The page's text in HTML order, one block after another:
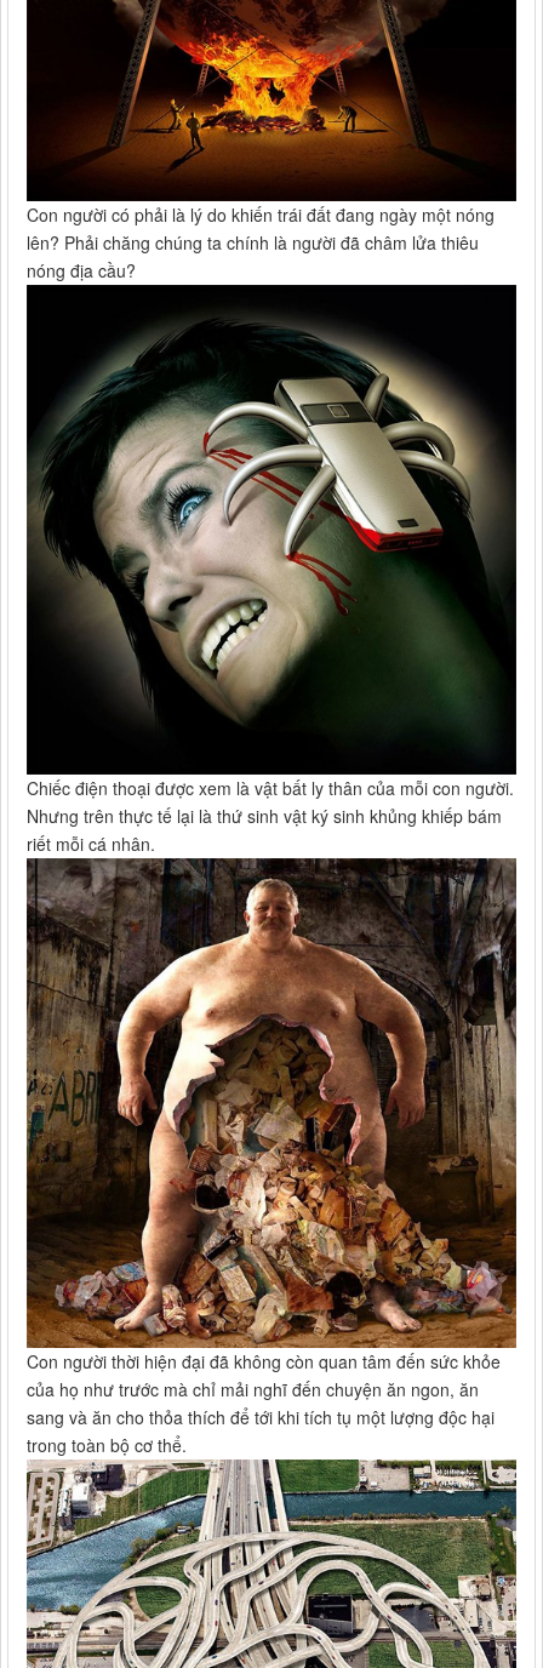
Con người có phải là lý do khiến trái đất đang ngày một nóng
lên? Phải chăng chúng ta chính là người đã châm lửa thiêu
nóng địa cầu?
Chiếc điện thoại được xem là vật bất ly thân của mỗi con người.
Nhưng trên thực tế lại là thứ sinh vật ký sinh khủng khiếp bám
riết mỗi cá nhân.
Con người thời hiện đại đã không còn quan tâm đến sức khỏe
của họ như trước mà chỉ mải nghĩ đến chuyện ăn ngon, ăn
sang và ăn cho thỏa thích để tới khi tích tụ một lượng độc hại
trong toàn bộ cơ thể.